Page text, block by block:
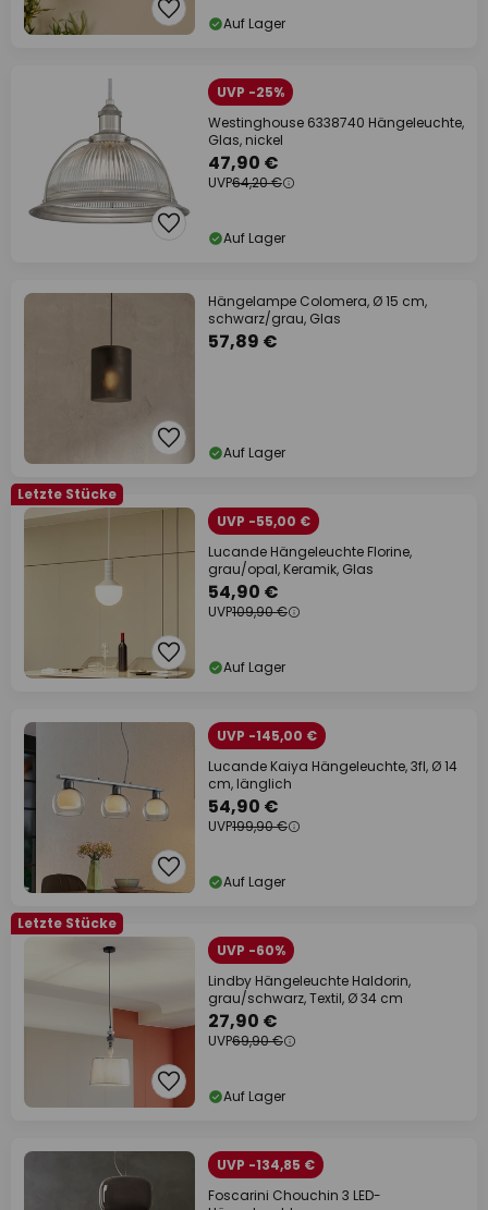
Auf Lager
UVP -25%
Westinghouse 6338740 Hängeleuchte,
Glas, nickel
47,90 €
UVP64,20 €
Auf Lager
Hängelampe Colomera, Ø 15 cm,
schwarz/grau, Glas
57,89 €
Auf Lager
Letzte Stücke
UVP -55,00 €
Lucande Hängeleuchte Florine,
grau/opal, Keramik, Glas
54,90 €
UVP109,90 €
Auf Lager
UVP -145,00 €
Lucande Kaiya Hängeleuchte, 3fl, Ø 14
cm, länglich
54,90 €
UVP199,90 €
Auf Lager
Letzte Stücke
UVP -60%
Lindby Hängeleuchte Haldorin,
grau/schwarz, Textil, Ø 34 cm
27,90 €
UVP69,90 €
Auf Lager
UVP -134,85 €
Foscarini Chouchin 3 LED-